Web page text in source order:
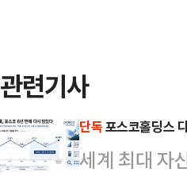
관련기사
단독포스코홀딩스
세계 최대 자